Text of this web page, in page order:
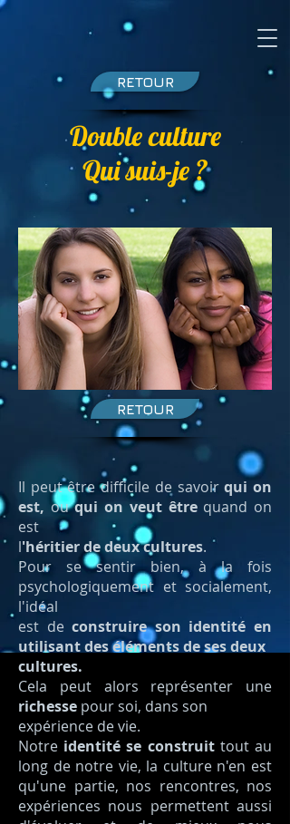
RETOUR
Double culture
Qui suis-je ?
RETOUR
Il peut être difficile de savoirqui on
est, ouqui on veut êtrequand on
est
l'héritier de deux cultures.
Pour se sentir bien, à la fois
psychologiquement et socialement,
l'idéal
est deconstruire son identité en
utilisant des éléments de ses deux
cultures.
Cela peut alors représenter une
richesse pour soi, dans son
expérience de vie.
Notre identité se construit tout au
long de notre vie, la culture n'en est
qu'une partie, nos rencontres, nos
expériences nous permettent aussi